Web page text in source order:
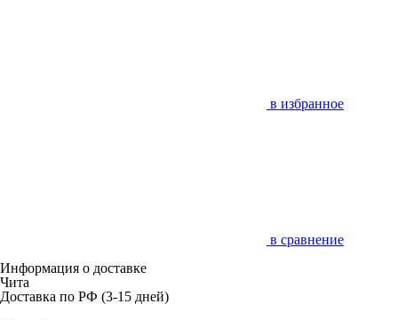
в избранное
в сравнение
Информация о доставке
Чита
Доставка по РФ (3-15 дней)